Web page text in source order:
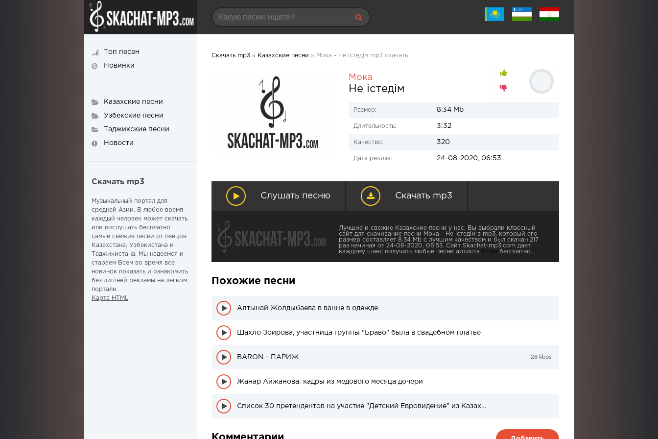
Скачать mp3 » Казахские песни » Мока - Не істедім mp3 скачать
Мока
Не істедім
Размер: 8.34 Mb
Длительность: 3:32
Качество: 320
Дата релиза: 24-08-2020, 06:53
Слушать песню Скачать mp3
Лучшие и свежие Казахские песни у нас. Вы выбрали классный
сайт для скачивание песни Мока - Не істедім в mp3, который его
размер составляет 8.34 Mb с лучшим качеством и был скачан 217
раз начиная от 24-08-2020, 06:53. Сайт Skachat-mp3.com дает
каждому шанс получить любые песни артиста
Мока бесплатно.
Похожие песни
Алтынай Жолдыбаева в ванне в одежде
Шахло Зоирова, участница группы "Браво" была в свадебном платье
BARON – ПАРИЖ 128 kbps
Жанар Айжанова: кадры из медового месяца дочери
Список 30 претендентов на участие "Детский Евровидение" из Казахстана
Топ песен
Новинки
Казахские песни
Узбекские песни
Таджикские песни
Новости
Скачать mp3
Музыкальный портал для
средней Азии. В любое время
каждый человек может скачать
или послушать бесплатно
самые свежие песни от певцов
Казахстана, Узбекистана и
Таджикистана. Мы надеемся и
стараем Всем во время все
новинок показать и ознакомить
без лишней рекламы на легком
портале.
Карта HTML